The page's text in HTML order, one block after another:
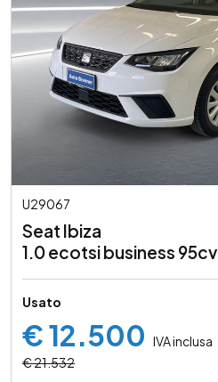
U29067
Seat Ibiza
1.0 ecotsi business 95cv
Usato
€ 12.500 IVA inclusa
€ 21.532